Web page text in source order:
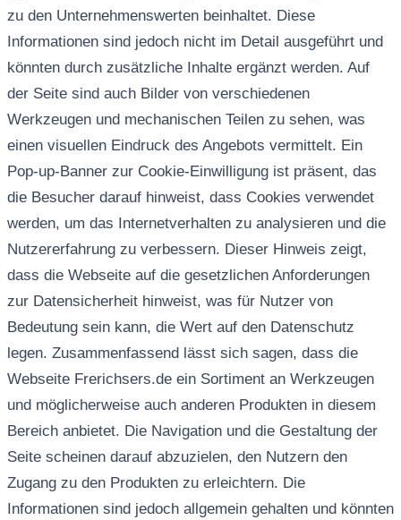
zu den Unternehmenswerten beinhaltet. Diese
Informationen sind jedoch nicht im Detail ausgeführt und
könnten durch zusätzliche Inhalte ergänzt werden. Auf
der Seite sind auch Bilder von verschiedenen
Werkzeugen und mechanischen Teilen zu sehen, was
einen visuellen Eindruck des Angebots vermittelt. Ein
Pop-up-Banner zur Cookie-Einwilligung ist präsent, das
die Besucher darauf hinweist, dass Cookies verwendet
werden, um das Internetverhalten zu analysieren und die
Nutzererfahrung zu verbessern. Dieser Hinweis zeigt,
dass die Webseite auf die gesetzlichen Anforderungen
zur Datensicherheit hinweist, was für Nutzer von
Bedeutung sein kann, die Wert auf den Datenschutz
legen. Zusammenfassend lässt sich sagen, dass die
Webseite Frerichsers.de ein Sortiment an Werkzeugen
und möglicherweise auch anderen Produkten in diesem
Bereich anbietet. Die Navigation und die Gestaltung der
Seite scheinen darauf abzuzielen, den Nutzern den
Zugang zu den Produkten zu erleichtern. Die
Informationen sind jedoch allgemein gehalten und könnten